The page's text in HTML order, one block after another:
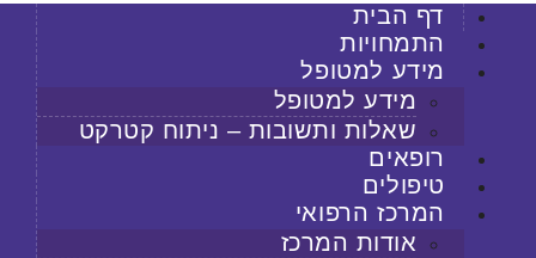
דף הבית
התמחויות
מידע למטופל
מידע למטופל
שאלות ותשובות – ניתוח קטרקט
רופאים
טיפולים
המרכז הרפואי
אודות המרכז